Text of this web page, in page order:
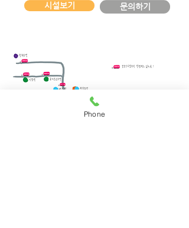
시설보기 문의하기
Phone